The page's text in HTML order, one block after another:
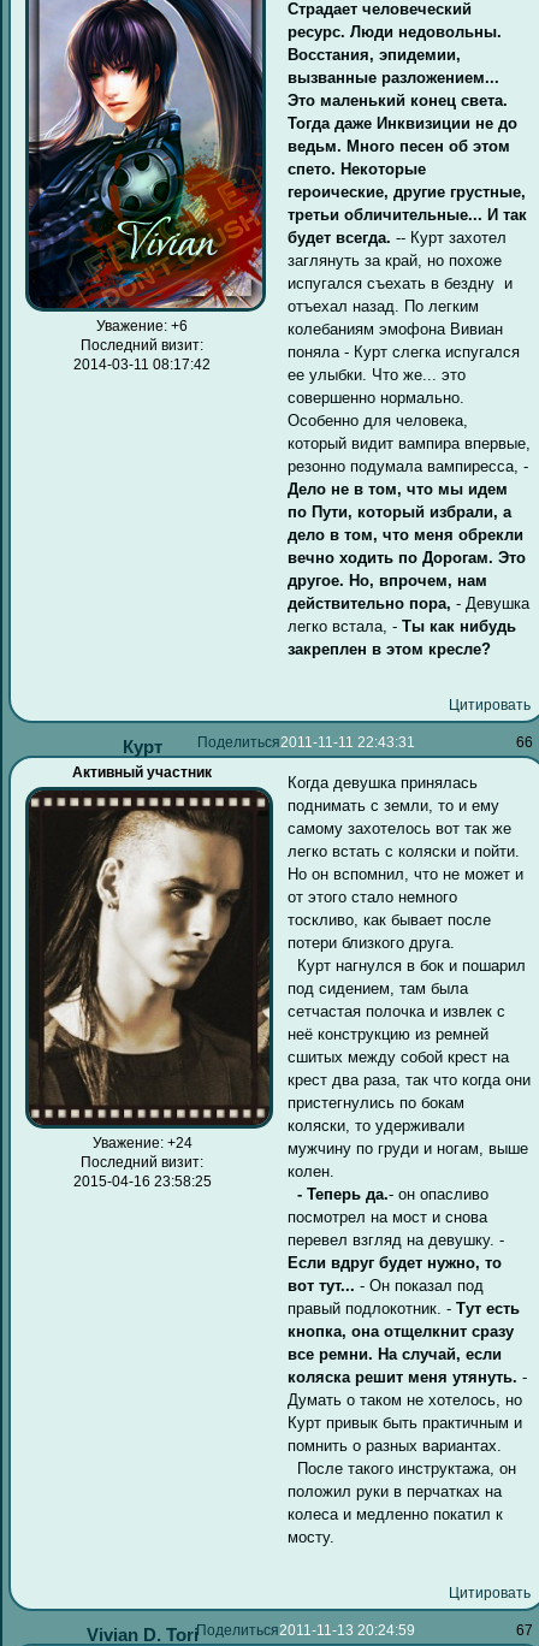
Уважение: +6
Последний визит:
2014-03-11 08:17:42
Страдает человеческий
ресурс. Люди недовольны.
Восстания, эпидемии,
вызванные разложением...
Это маленький конец света.
Тогда даже Инквизиции не до
ведьм. Много песен об этом
спето. Некоторые
героические, другие грустные,
третьи обличительные... И так
будет всегда. -- Курт захотел
заглянуть за край, но похоже
испугался съехать в бездну и
отъехал назад. По легким
колебаниям эмофона Вивиан
поняла - Курт слегка испугался
ее улыбки. Что же... это
совершенно нормально.
Особенно для человека,
который видит вампира впервые,
резонно подумала вампиресса, -
Дело не в том, что мы идем
по Пути, который избрали, а
дело в том, что меня обрекли
вечно ходить по Дорогам. Это
другое. Но, впрочем, нам
действительно пора, - Девушка
легко встала, -Ты как нибудь
закреплен в этом кресле?
Цитировать
Поделиться 66
2011-11-11 22:43:31
Курт
Активный участник
Уважение: +24
Последний визит:
2015-04-16 23:58:25
Когда девушка принялась
поднимать с земли, то и ему
самому захотелось вот так же
легко встать с коляски и пойти.
Но он вспомнил, что не может и
от этого стало немного
тоскливо, как бывает после
потери близкого друга.
Курт нагнулся в бок и пошарил
под сидением, там была
сетчастая полочка и извлек с
неё конструкцию из ремней
сшитых между собой крест на
крест два раза, так что когда они
пристегнулись по бокам
коляски, то удерживали
мужчину по груди и ногам, выше
колен.
- Теперь да.- он опасливо
посмотрел на мост и снова
перевел взгляд на девушку. -
Если вдруг будет нужно, то
вот тут... - Он показал под
правый подлокотник. -Тут есть
кнопка, она отщелкнит сразу
все ремни. На случай, если
коляска решит меня утянуть. -
Думать о таком не хотелось, но
Курт привык быть практичным и
помнить о разных вариантах.
После такого инструктажа, он
положил руки в перчатках на
колеса и медленно покатил к
мосту.
Цитировать
Поделиться 67
2011-11-13 20:24:59
Vivian D. Tori